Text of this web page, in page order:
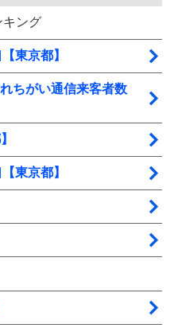
キング
東京都】
ちがい通信来客者数
東京都】